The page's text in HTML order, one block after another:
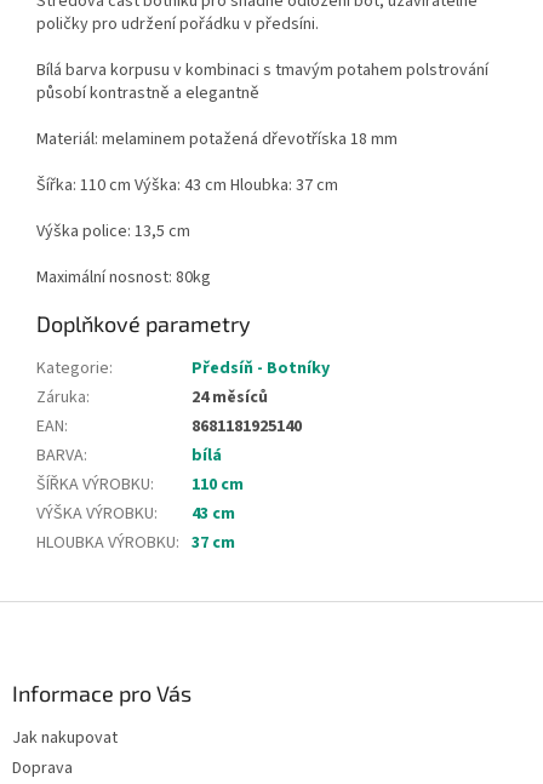
poličky pro udržení pořádku v předsíni.
Bílá barva korpusu v kombinaci s tmavým potahem polstrování
působí kontrastně a elegantně
Materiál: melaminem potažená dřevotříska 18 mm
Šířka: 110 cm Výška: 43 cm Hloubka: 37 cm
Výška police: 13,5 cm
Maximální nosnost: 80kg
Doplňkové parametry
Kategorie:
Předsíň - Botníky
Záruka:
24 měsíců
EAN:
8681181925140
BARVA:
bílá
ŠÍŘKA VÝROBKU:
110 cm
VÝŠKA VÝROBKU:
43 cm
HLOUBKA VÝROBKU: 37 cm
Informace pro Vás
Jak nakupovat
Doprava